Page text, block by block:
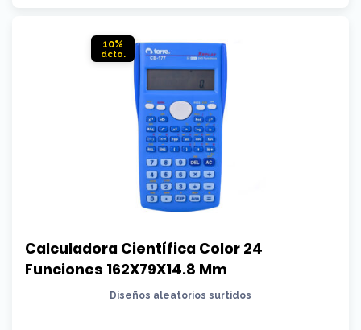
10%
Calculadora Científica Color 24
Funciones 162X79X14.8 Mm
Diseños aleatorios surtidos